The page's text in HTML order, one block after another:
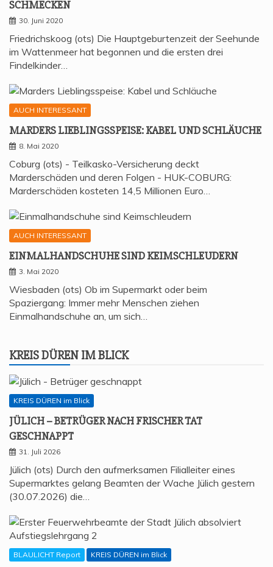
SCHMECKEN
30. Juni 2020
Friedrichskoog (ots) Die Hauptgeburtenzeit der Seehunde
im Wattenmeer hat begonnen und die ersten drei
Findelkinder…
AUCH INTERESSANT
MAR­DERS LIEB­LINGS­SPEI­SE: KABEL UND SCHLÄUCHE
8. Mai 2020
Coburg (ots) - Teilkasko-Versicherung deckt
Marderschäden und deren Folgen - HUK-COBURG:
Marderschäden kosteten 14,5 Millionen Euro…
AUCH INTERESSANT
EIN­MAL­HAND­SCHU­HE SIND KEIMSCHLEUDERN
3. Mai 2020
Wiesbaden (ots) Ob im Supermarkt oder beim
Spaziergang: Immer mehr Menschen ziehen
Einmalhandschuhe an, um sich…
KREIS DÜREN IM BLICK
KREIS DÜREN im Blick
JÜLICH – BETRÜ­GER NACH FRI­SCHER TAT
GESCHNAPPT
31. Juli 2026
Jülich (ots) Durch den aufmerksamen Filialleiter eines
Supermarktes gelang Beamten der Wache Jülich gestern
(30.07.2026) die…
BLAULICHT Report KREIS DÜREN im Blick